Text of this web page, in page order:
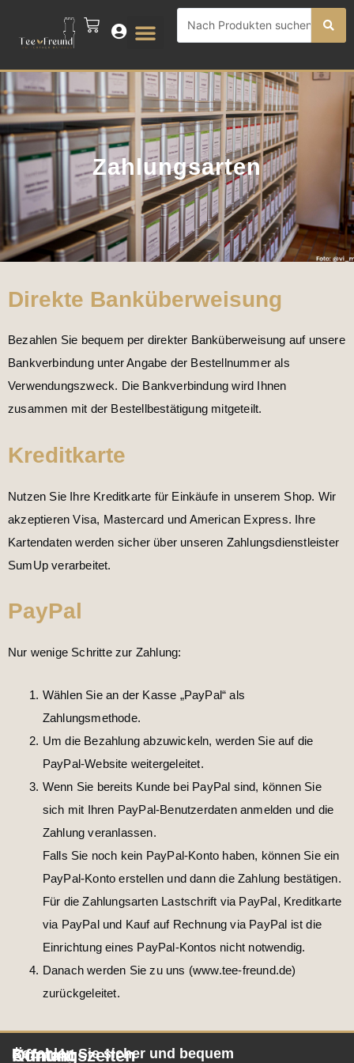
CART
Search
...
Zahlungsarten
Direkte Banküberweisung
Bezahlen Sie bequem per direkter Banküberweisung auf unsere
Bankverbindung unter Angabe der Bestellnummer als
Verwendungszweck. Die Bankverbindung wird Ihnen
zusammen mit der Bestellbestätigung mitgeteilt.
Kreditkarte
Nutzen Sie Ihre Kreditkarte für Einkäufe in unserem Shop. Wir
akzeptieren Visa, Mastercard und American Express. Ihre
Kartendaten werden sicher über unseren Zahlungsdienstleister
SumUp verarbeitet.
PayPal
Nur wenige Schritte zur Zahlung:
Wählen Sie an der Kasse „PayPal“ als
Zahlungsmethode.
Um die Bezahlung abzuwickeln, werden Sie auf die
PayPal-Website weitergeleitet.
Wenn Sie bereits Kunde bei PayPal sind, können Sie
sich mit Ihren PayPal-Benutzerdaten anmelden und die
Zahlung veranlassen.
Falls Sie noch kein PayPal-Konto haben, können Sie ein
PayPal-Konto erstellen und dann die Zahlung bestätigen.
Für die Zahlungsarten Lastschrift via PayPal, Kreditkarte
via PayPal und Kauf auf Rechnung via PayPal ist die
Einrichtung eines PayPal-Kontos nicht notwendig.
Danach werden Sie zu uns (www.tee-freund.de)
zurückgeleitet.
Öffnungszeiten
Kontakt
Bezahlen Sie sicher und bequem